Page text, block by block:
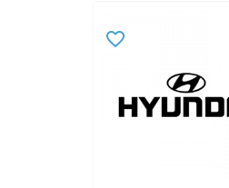
favorite_border